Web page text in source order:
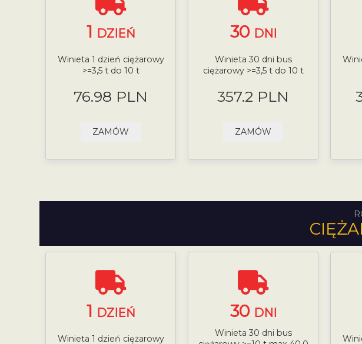
1 DZIEŃ
Winieta 1 dzień ciężarowy
>=3,5 t do 10 t
76.98 PLN
ZAMÓW
30 DNI
Winieta 30 dni bus
ciężarowy >=3,5 t do 10 t
357.2 PLN
ZAMÓW
1 DZIEŃ
Winieta 1 dzień ciężarowy
30 DNI
Winieta 30 dni bus